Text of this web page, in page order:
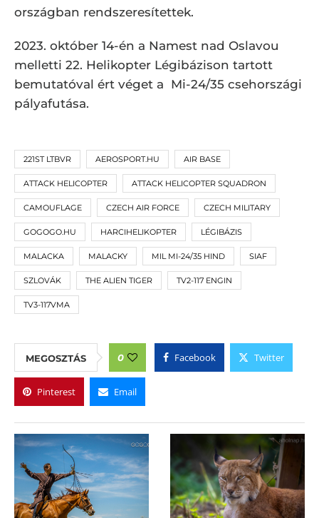
országban rendszeresítettek.
2023. október 14-én a Namest nad Oslavou
melletti 22. Helikopter Légibázison tartott
bemutatóval ért véget a Mi-24/35 csehországi
pályafutása.
221ST LTBVR AEROSPORT.HU AIR BASE
ATTACK HELICOPTER ATTACK HELICOPTER SQUADRON
CAMOUFLAGE CZECH AIR FORCE CZECH MILITARY
GOGOGO.HU HARCIHELIKOPTER LÉGIBÁZIS
MALACKA MALACKY MIL MI-24/35 HIND SIAF
SZLOVÁK THE ALIEN TIGER TV2-117 ENGIN
TV3-117VMA
MEGOSZTÁS 0 Facebook Twitter
Pinterest Email